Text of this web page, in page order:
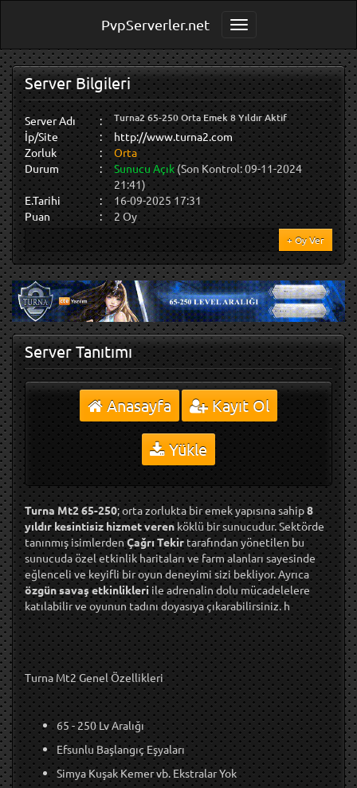
Toggle navigation
PvpServerler.net
Server Bilgileri
Server Adı : Turna2 65-250 Orta Emek 8 Yıldır Aktif
İp/Site :
http://www.turna2.com
Zorluk
:
Orta
Durum
: Sunucu Açık(Son Kontrol: 09-11-2024
21:41)
E.Tarihi
:
16-09-2025 17:31
Puan
: 2 Oy
+ Oy Ver
Server Tanıtımı
Anasayfa Kayıt Ol
Yükle
Turna Mt2 65-250; orta zorlukta bir emek yapısına sahip8
yıldır kesintisiz hizmet verenköklü bir sunucudur. Sektörde
tanınmış isimlerdenÇağrı Tekirtarafından yönetilen bu
sunucuda özel etkinlik haritaları ve farm alanları sayesinde
eğlenceli ve keyifli bir oyun deneyimi sizi bekliyor. Ayrıca
özgün savaş etkinlikleriile adrenalin dolu mücadelelere
katılabilir ve oyunun tadını doyasıya çıkarabilirsiniz. h
Turna Mt2 Genel Özellikleri
65 - 250 Lv Aralığı
Efsunlu Başlangıç Eşyaları
Simya Kuşak Kemer vb. Ekstralar Yok